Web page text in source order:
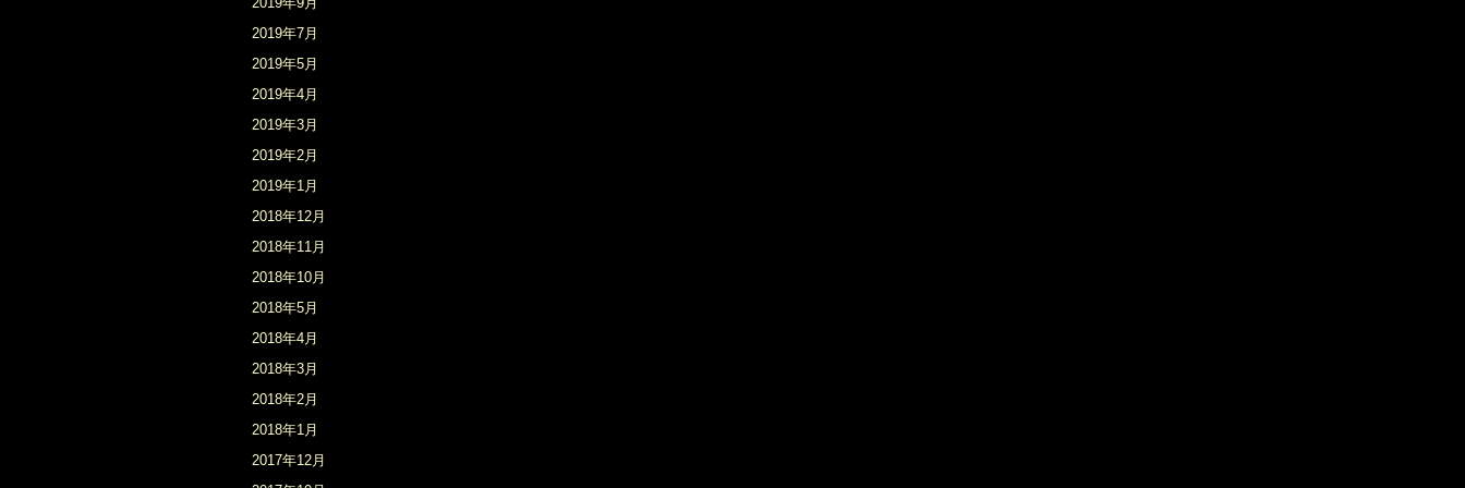
2019年7月
2019年5月
2019年4月
2019年3月
2019年2月
2019年1月
2018年12月
2018年11月
2018年10月
2018年5月
2018年4月
2018年3月
2018年2月
2018年1月
2017年12月